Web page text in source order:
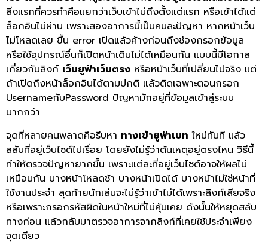
สิ่งแรกที่ควรทำคือแยกว่าเว็บเข้าไม่ถึงตั้งแต่แรก หรือเข้าได้แต่
ล็อกอินไม่ผ่าน เพราะสองอาการนี้เป็นคนละปัญหา หากหน้าเว็บ
ไม่โหลดเลย ขึ้น error เปิดแล้วค้างก่อนถึงช่องกรอกข้อมูล
หรือใช้อุปกรณ์อื่นก็เปิดหน้าเดิมไม่ได้เหมือนกัน แบบนี้มีโอกาส
เกี่ยวกับลิงก์ เว็บยูฟ่าเว็บตรง หรือหน้าเว็บที่เปลี่ยนไปจริง แต่
ถ้าเปิดถึงหน้าล็อกอินได้ตามปกติ แล้วติดเฉพาะตอนกรอก
UsernameกับPassword ปัญหามักอยู่ที่ข้อมูลเข้าสู่ระบบ
มากกว่า
จุดที่หลายคนพลาดคือรีบหา ทางเข้ายูฟ่าเบท ใหม่ทันที แล้ว
สลับที่อยู่เว็บไซต์ไปเรื่อย โดยยังไม่รู้ว่าต้นเหตุอยู่ตรงไหน วิธีนี้
ทำให้ตรวจปัญหายากขึ้น เพราะแต่ละที่อยู่เว็บไซต์อาจให้ผลไม่
เหมือนกัน บางหน้าโหลดช้า บางหน้าเปิดได้ บางหน้าไม่ใช่หน้าที่
ใช้งานประจำ สุดท้ายนักเล่นจะไม่รู้ว่าเข้าไม่ได้เพราะลิงก์เสียจริง
หรือเพราะกรอกรหัสผิดในหน้าใหม่ที่ไม่คุ้นเคย ดังนั้นให้หยุดสลับ
ทางก่อน แล้วกลับมาตรวจอาการจากลิงก์ที่เคยใช้ประจำเพียง
จุดเดียว